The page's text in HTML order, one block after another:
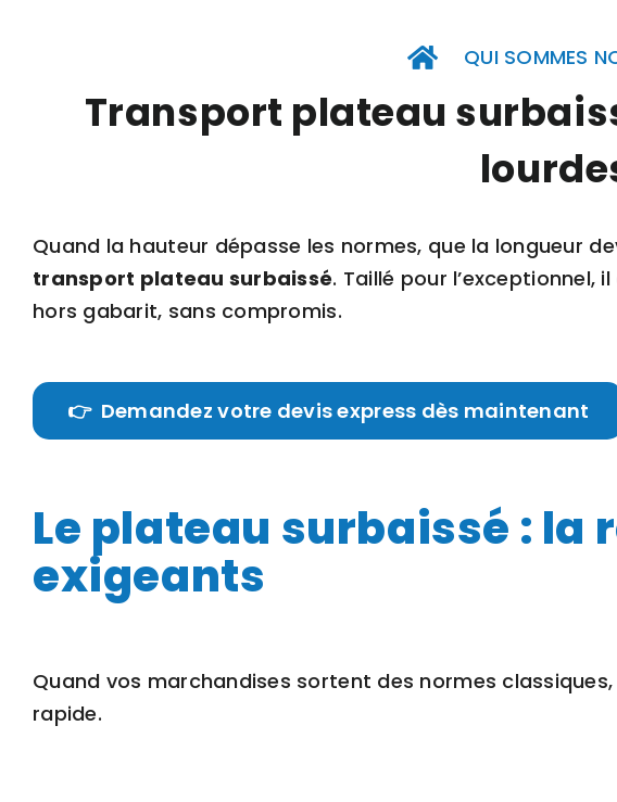
QUI SOMMES
Transport plateau
Quand la hauteur dépasse les normes, que la longueur
transport plateau surbaissé. Taillé pour l’exceptionnel,
hors gabarit, sans compromis.
👉 Demandez votre devis express dès maintenant
Le plateau surbaissé :
exigeants
Quand vos marchandises sortent des normes classiques,
rapide.